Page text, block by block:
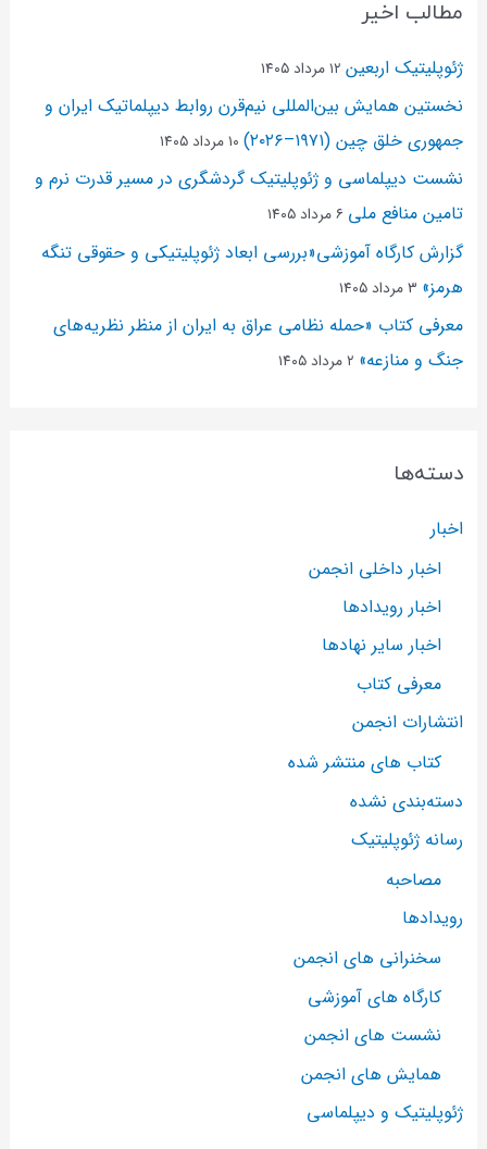
مطالب اخیر
ژئوپلیتیک اربعین ۱۲ مرداد ۱۴۰۵
نخستین همایش بین‌المللی نیم‌قرن روابط دیپلماتیک ایران و
جمهوری خلق چین (۱۹۷۱–۲۰۲۶)
۱۰ مرداد ۱۴۰۵
نشست دیپلماسی و ژئو‌پلیتیک گردشگری در مسیر قدرت نرم و
تامین منافع ملی ۶ مرداد ۱۴۰۵
گزارش کارگاه آموزشی«بررسی ابعاد ژئوپلیتیکی و حقوقی تنگه
هرمز» ۳ مرداد ۱۴۰۵
معرفی کتاب «حمله نظامی عراق به ایران از منظر نظریه‌های
جنگ و منازعه» ۲ مرداد ۱۴۰۵
دسته‌ها
اخبار
اخبار داخلی انجمن
اخبار رویدادها
اخبار سایر نهادها
معرفی کتاب
انتشارات انجمن
کتاب های منتشر شده
دسته‌بندی نشده
رسانه ژئوپلیتیک
مصاحبه
رویدادها
سخنرانی های انجمن
کارگاه های آموزشی
نشست های انجمن
همایش های انجمن
ژئوپلیتیک و دیپلماسی